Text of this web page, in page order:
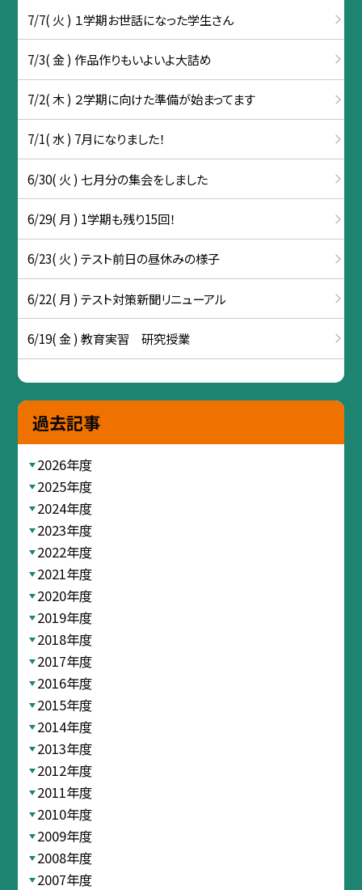
7/7( 火 ) １学期お世話になった学生さん
7/3( 金 ) 作品作りもいよいよ大詰め
7/2( 木 ) ２学期に向けた準備が始まってます
7/1( 水 ) 7月になりました！
6/30( 火 ) 七月分の集会をしました
6/29( 月 ) 1学期も残り15回！
6/23( 火 ) テスト前日の昼休みの様子
6/22( 月 ) テスト対策新聞リニューアル
6/19( 金 ) 教育実習 研究授業
過去記事
2026年度
2025年度
2024年度
2023年度
2022年度
2021年度
2020年度
2019年度
2018年度
2017年度
2016年度
2015年度
2014年度
2013年度
2012年度
2011年度
2010年度
2009年度
2008年度
2007年度